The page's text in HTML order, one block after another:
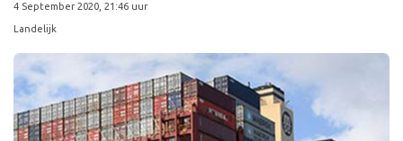
4 September 2020, 21:46 uur
Landelijk